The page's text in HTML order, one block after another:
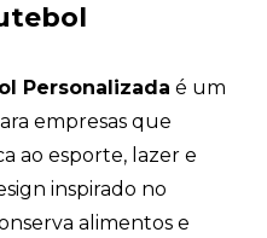
Personalizada é um
empresas que
ao esporte, lazer e
inspirado no
alimentos e